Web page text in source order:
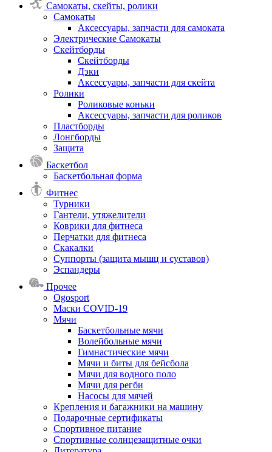
Самокаты, скейты, ролики
Самокаты
Аксессуары, запчасти для самоката
Электрические Самокаты
Скейтборды
Скейтборды
Дэки
Аксессуары, запчасти для скейта
Ролики
Роликовые коньки
Аксессуары, запчасти для роликов
Пластборды
Лонгборды
Защита
Баскетбол
Баскетбольная форма
Фитнес
Турники
Гантели, утяжелители
Коврики для фитнеса
Перчатки для фитнеса
Скакалки
Суппорты (защита мышц и суставов)
Эспандеры
Прочее
Ogosport
Маски COVID-19
Мячи
Баскетбольные мячи
Волейбольные мячи
Гимнастические мячи
Мячи и биты для бейсбола
Мячи для водного поло
Мячи для регби
Насосы для мячей
Крепления и багажники на машину
Подарочные сертификаты
Спортивное питание
Спортивные солнцезащитные очки